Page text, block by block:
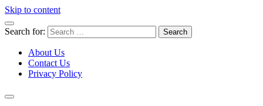
Skip to content
Search for:
About Us
Contact Us
Privacy Policy